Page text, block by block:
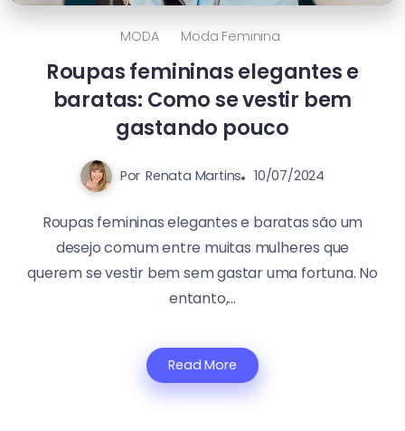
MODA Moda Feminina
Roupas femininas elegantes e
baratas: Como se vestir bem
gastando pouco
Por Renata Martins 10/07/2024
Roupas femininas elegantes e baratas são um
desejo comum entre muitas mulheres que
querem se vestir bem sem gastar uma fortuna. No
entanto,...
Read More